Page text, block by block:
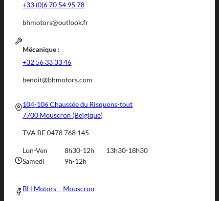
+33 (0)6 70 54 95 78
bhmotors@outlook.fr
Mécanique :
+32 56 33 33 46
benoit@bhmotors.com
104-106 Chaussée du Risquons-tout
7700 Mouscron (Belgique)
TVA BE 0478 768 145
Lun-Ven 8h30-12h
13h30-18h30
Samedi
9h-12h
BH Motors – Mouscron